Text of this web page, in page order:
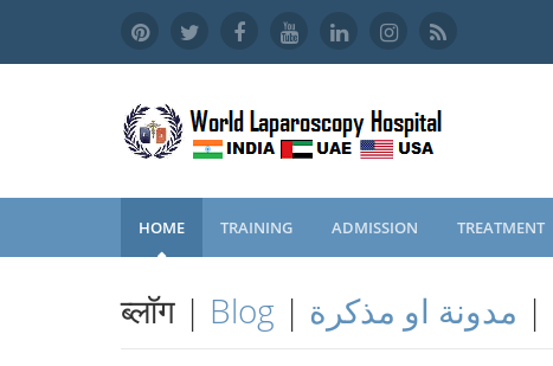
HOME TRAINING ADMISSION TREATMENT
ब्लॉग | Blog | مدونة او مذكرة |